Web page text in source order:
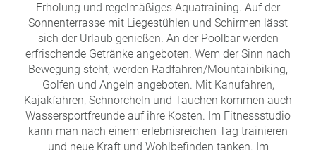
Erholung und regelmäßiges Aquatraining. Auf der
Sonnenterrasse mit Liegestühlen und Schirmen lässt
sich der Urlaub genießen. An der Poolbar werden
erfrischende Getränke angeboten. Wem der Sinn nach
Bewegung steht, werden Radfahren/Mountainbiking,
Golfen und Angeln angeboten. Mit Kanufahren,
Kajakfahren, Schnorcheln und Tauchen kommen auch
Wassersportfreunde auf ihre Kosten. Im Fitnessstudio
kann man nach einem erlebnisreichen Tag trainieren
und neue Kraft und Wohlbefinden tanken. Im